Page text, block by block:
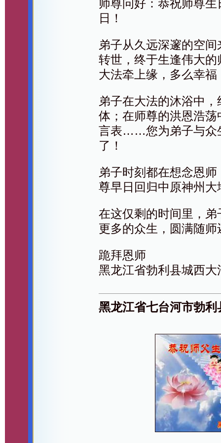
师尊问好：恭祝师尊
日！
弟子从久远深邃的空
转世，终于生逢伟大
大法牵上缘，多么幸
弟子在大法的沐浴中
体；在师尊的洪恩浩
言表……您为弟子与众
了！
弟子时刻都在想念恩
尊早日回归中原神州大
在这仅剩的时间里，
更多的众生，圆满随师
跪拜恩师
黑龙江省勃利县城西
黑龙江省七台河市勃